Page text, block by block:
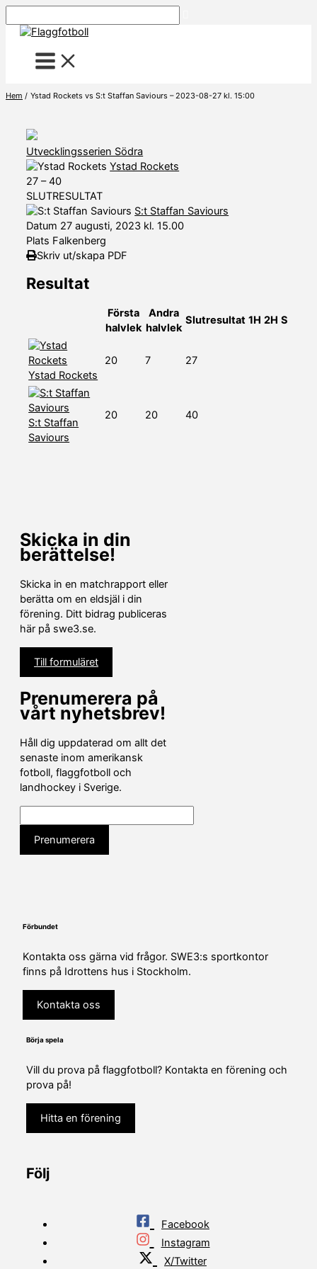
till
Hem Ystad Rockets vs S:t Staffan Saviours – 2023-08-27 kl. 15:00
Utvecklingsserien Södra
Ystad Rockets
27 – 40
SLUTRESULTAT
S:t Staffan Saviours
Datum 27 augusti, 2023 kl. 15.00
Plats Falkenberg
Skriv ut/skapa PDF
Resultat
Första
halvlek
Andra
halvlek
Slutresultat 1H 2H S
Ystad Rockets
20 7 27
S:t Staffan
Saviours
20 20 40
Skicka in din
berättelse!
Skicka in en matchrapport eller
berätta om en eldsjäl i din
förening. Ditt bidrag publiceras
här på swe3.se.
Till formuläret
Prenumerera på
vårt nyhetsbrev!
Håll dig uppdaterad om allt det
senaste inom amerikansk
fotboll, flaggfotboll och
landhockey i Sverige.
Förbundet
Kontakta oss gärna vid frågor. SWE3:s sportkontor
finns på Idrottens hus i Stockholm.
Kontakta oss
Börja spela
Vill du prova på flaggfotboll? Kontakta en förening och
prova på!
Hitta en förening
Följ
Facebook
Instagram
X/Twitter